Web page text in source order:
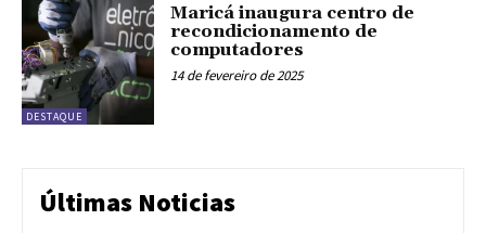
DESTAQUE
Maricá inaugura centro de
recondicionamento de
computadores
14 de fevereiro de 2025
Últimas Noticias